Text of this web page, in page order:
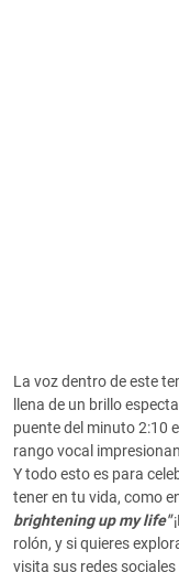
La voz dentro de este
llena de un brillo
puente del minuto 2:10
rango vocal
Y todo esto es para
tener en tu vida, como
brightening up my life"
rolón, y si quieres
visita sus redes